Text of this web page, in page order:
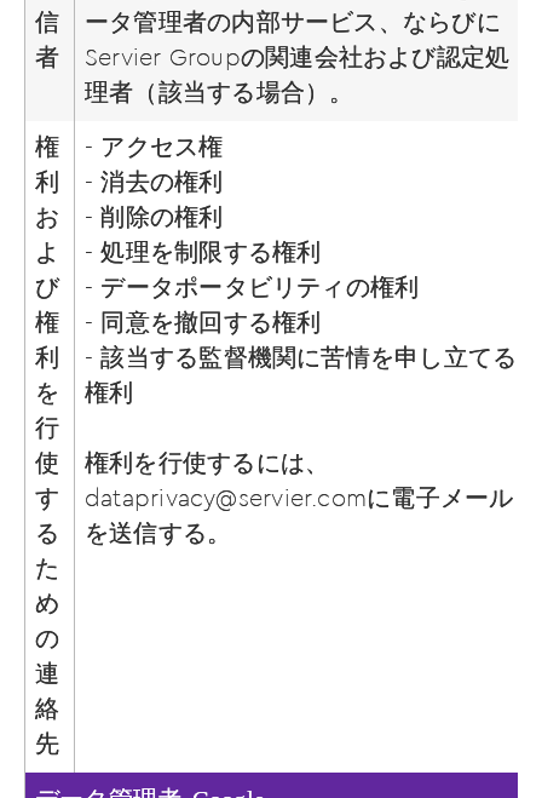
信
者
ータ管理者の内部サービス、ならびに
Servier Groupの関連会社および認定処
理者（該当する場合）。
権
利
お
よ
び
権
利
を
行
使
す
る
た
め
の
連
絡
先
- アクセス権
- 消去の権利
- 削除の権利
- 処理を制限する権利
- データポータビリティの権利
- 同意を撤回する権利
- 該当する監督機関に苦情を申し立てる
権利
権利を行使するには、
dataprivacy@servier.comに電子メール
を送信する。